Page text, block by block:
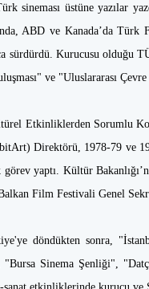
sineması üstüne yazılar
ABD ve Kanada’da
sürdürdü. Kurucusu olduğu
ve "Uluslararası
Etkinliklerden Sorumlu
Direktörü, 1978-79 ve
yaptı. Kültür
Film Festivali Genel
döndükten sonra,
Sinema Şenliği",